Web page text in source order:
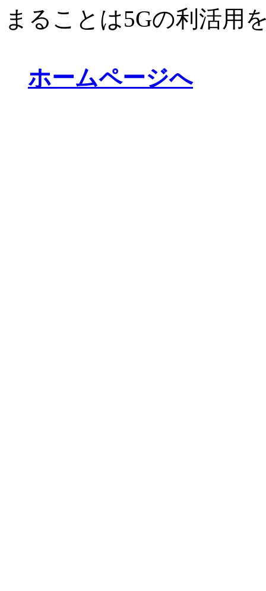
まることは5Gの利活用
ホームページへ